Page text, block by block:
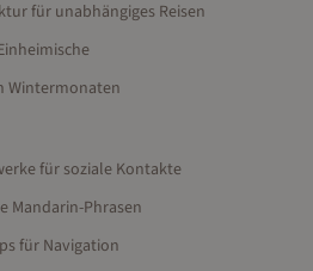
für unabhängiges Reisen
Wintermonaten
für soziale Kontakte
Mandarin-Phrasen
für Navigation